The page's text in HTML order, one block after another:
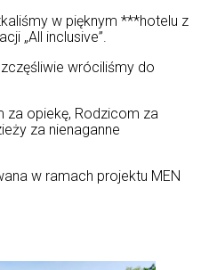
w pięknym ***hotelu z
„All inclusive”.
wróciliśmy do
za opiekę, Rodzicom za
za nienaganne
w ramach projektu MEN